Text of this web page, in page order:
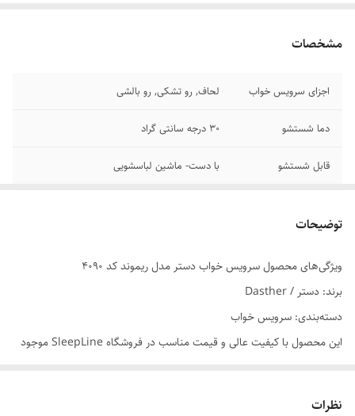
مشخصات
اجزای سرویس خواب لحاف, رو تشکی, رو بالشی
دما شستشو 30 درجه سانتی گراد
قابل شستشو با دست- ماشین لباسشویی
سایر توضیحات
یکنفره
مناسب برای تخت با عرض 90 و 120 سانتیمتر
دونفره
توضیحات
ویژگی‌های محصول سرویس خواب دستر مدل ریموند کد 4090
برند: دستر / Dasther
دسته‌بندی: سرویس خواب
این محصول با کیفیت عالی و قیمت مناسب در فروشگاه SleepLine موجود
نظرات